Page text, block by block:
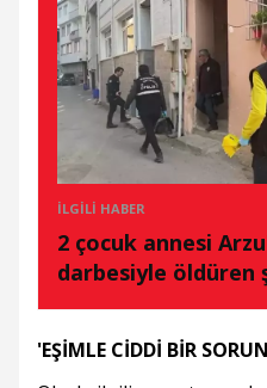
İLGILI HABER
2 çocuk annesi
darbesiyle öldüren
'EŞİMLE CİDDİ BİR